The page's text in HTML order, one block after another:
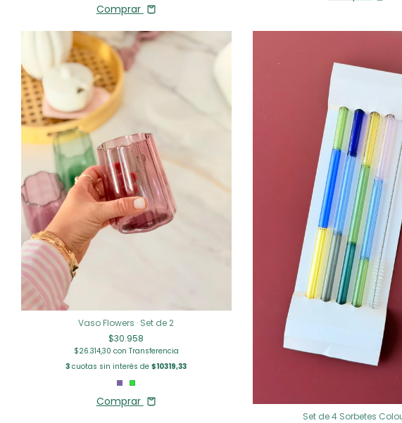
Comprar
Vaso Flowers · Set de 2
$30.958
$26.314,30 con Transferencia
3 cuotas sin interés de$10319,33
Comprar
Set de 4 Sorbetes